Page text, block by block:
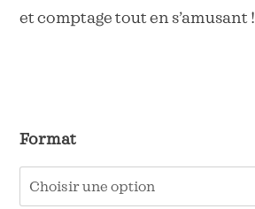
et comptage tout en s’amusant !
Format